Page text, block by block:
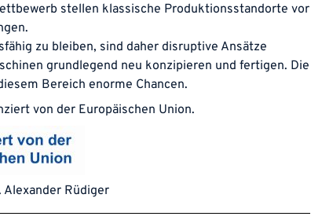
stellen klassische Produktionsstandorte vor
zu bleiben, sind daher disruptive Ansätze
grundlegend neu konzipieren und fertigen. Die
Bereich enorme Chancen.
von der Europäischen Union.
Alexander Rüdiger